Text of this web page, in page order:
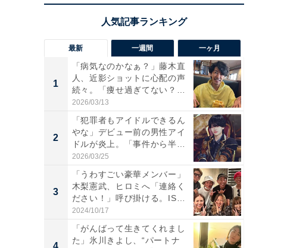
最新 一週間 一ヶ月
1
「病気なのかなぁ？」藤木直
人、近影ショットに心配の声
続々。「痩せ過ぎてない？」
「...
2026/03/13
2
「犯罪者もアイドルできるん
やな」デビュー前の男性アイ
ドルが炎上。「事件から半年
も...
2026/03/25
3
「うわすごい豪華メンバー」
木梨憲武、ヒロミへ「連絡く
ださい！」呼び掛ける。IS
S...
2024/10/17
「がんばって生きてくれまし
た」氷川きよし、“パートナ